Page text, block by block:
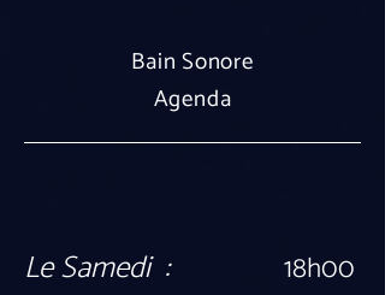
Bain Sonore
Agenda
Le Samedi :
18h00